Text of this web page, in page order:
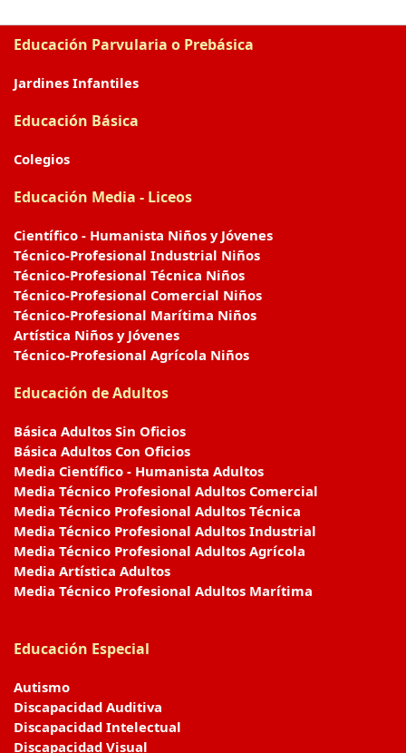
Educación Parvularia o Prebásica
Jardines Infantiles
Educación Básica
Colegios
Educación Media - Liceos
Científico - Humanista Niños y Jóvenes
Técnico-Profesional Industrial Niños
Técnico-Profesional Técnica Niños
Técnico-Profesional Comercial Niños
Técnico-Profesional Marítima Niños
Artística Niños y Jóvenes
Técnico-Profesional Agrícola Niños
Educación de Adultos
Básica Adultos Sin Oficios
Básica Adultos Con Oficios
Media Científico - Humanista Adultos
Media Técnico Profesional Adultos Comercial
Media Técnico Profesional Adultos Técnica
Media Técnico Profesional Adultos Industrial
Media Técnico Profesional Adultos Agrícola
Media Artística Adultos
Media Técnico Profesional Adultos Marítima
Educación Especial
Autismo
Discapacidad Auditiva
Discapacidad Intelectual
Discapacidad Visual